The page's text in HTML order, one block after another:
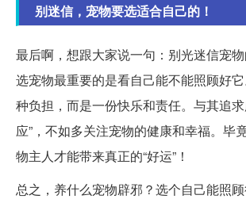
别迷信，宠物要选适合自己的！
最后啊，想跟大家说一句：别光迷信宠物
选宠物最重要的是看自己能不能照顾好
种负担，而是一份快乐和责任。与其追
应”，不如多关注宠物的健康和幸福。毕
物主人才能带来真正的“好运”！
总之，养什么宠物辟邪？选个自己能照